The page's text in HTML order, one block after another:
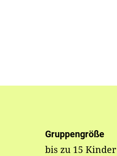
Gruppengröße
bis zu 15 Kinder